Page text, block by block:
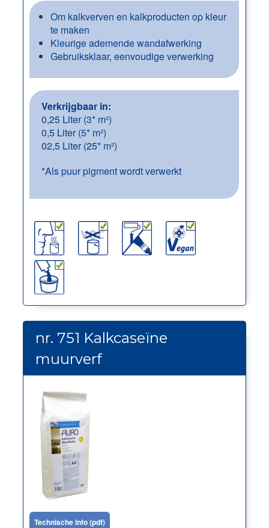
Om kalkverven en kalkproducten op kleur
te maken
Kleurige ademende wandafwerking
Gebruiksklaar, eenvoudige verwerking
Verkrijgbaar in:
0,25 Liter (3* m²)
0,5 Liter (5* m²)
02,5 Liter (25* m²)
*Als puur pigment wordt verwerkt
nr. 751 Kalkcaseïne
muurverf
Technische info (pdf)